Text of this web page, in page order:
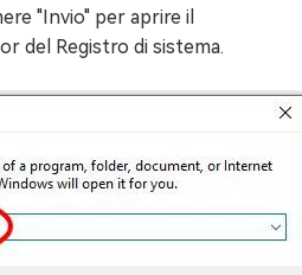
"Invio" per aprire il
del Registro di sistema.